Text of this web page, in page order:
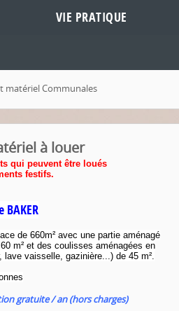
VIE PRATIQUE
matériel Communales
à louer
qui peuvent être loués
festifs.
de 660m² avec une partie aménagé
m² et des coulisses aménagées en
vaisselle, gazinière...) de 45 m².
gratuite / an (hors charges)